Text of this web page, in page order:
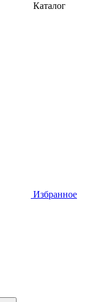
Каталог
Избранное